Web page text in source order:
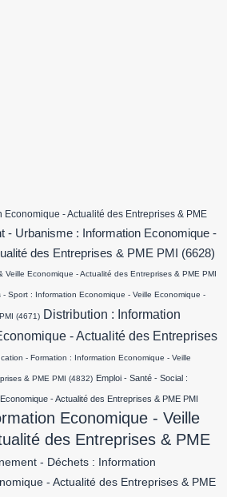
- Actualité des Entreprises & PME
- Urbanisme : Information Economique -
des Entreprises & PME PMI
(6628)
Veille Economique - Actualité des Entreprises & PME PMI
- Sport : Information Economique - Veille Economique -
(4671) Distribution : Information
- Actualité des Entreprises
- Formation : Information Economique - Veille
& PME PMI (4832) Emploi - Santé - Social :
- Actualité des Entreprises & PME PMI
Economique - Veille
des Entreprises & PME
- Déchets : Information
- Actualité des Entreprises & PME